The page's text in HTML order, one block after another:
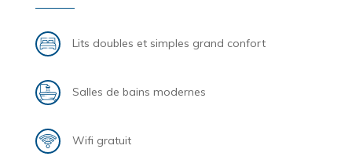
Lits doubles et simples grand confort
Salles de bains modernes
Wifi gratuit